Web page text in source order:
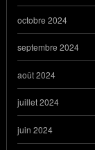
octobre 2024
septembre 2024
août 2024
juillet 2024
juin 2024